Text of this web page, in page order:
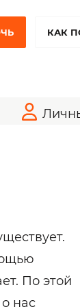
КАК
По этой
нас